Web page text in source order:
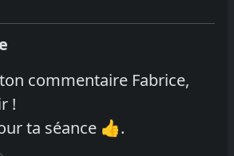
commentaire Fabrice,
!
ta séance 👍.